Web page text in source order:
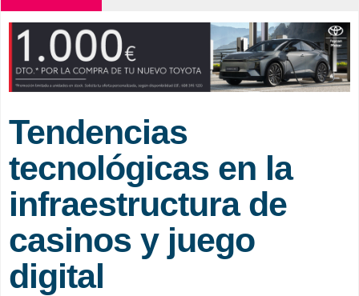
Tendencias
tecnológicas en la
infraestructura de
casinos y juego
digital